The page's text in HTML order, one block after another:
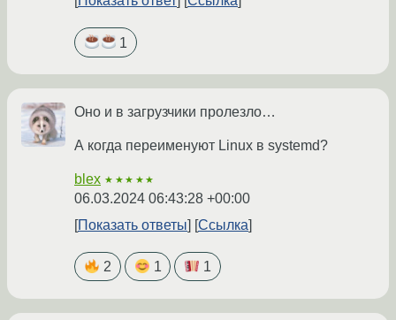
1
Оно и в загрузчики пролезло…
А когда переименуют Linux в systemd?
blex ★★★★★
06.03.2024 06:43:28 +00:00
Показать ответы
Ссылка
2 1 1